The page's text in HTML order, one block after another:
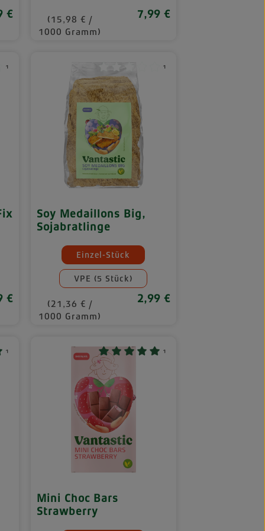
Preis:
€
(15,98 € /
1000 Gramm)
Regulärer Preis:
7,99 €
¹
Preis:
€
¹
Soy Medaillons Big,
Sojabratlinge
Mengeneinheiten
Einzel-Stück
VPE (5 Stück)
(21,36 € /
1000 Gramm)
Regulärer Preis:
2,99 €
¹ ¹
Mini Choc Bars
Strawberry